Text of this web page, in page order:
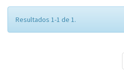
Resultados 1-1 de 1.